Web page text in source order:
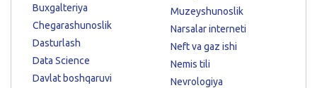
Buxgalteriya
Chegarashunoslik
Dasturlash
Data Science
Davlat boshqaruvi
Muzeyshunoslik
Narsalar interneti
Neft va gaz ishi
Nemis tili
Nevrologiya